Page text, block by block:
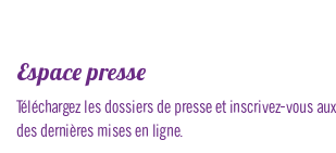
Espace presse
Téléchargez les dossiers de presse et inscrivez-vous
des dernières mises en ligne.